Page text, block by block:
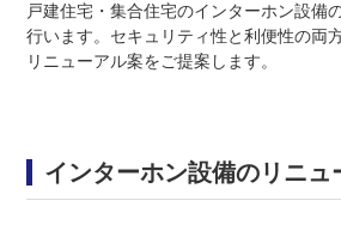
戸建住宅・集合住宅のインターホン設備
行います。セキュリティ性と利便性の両
リニューアル案をご提案します。
インターホン設備のリニュ